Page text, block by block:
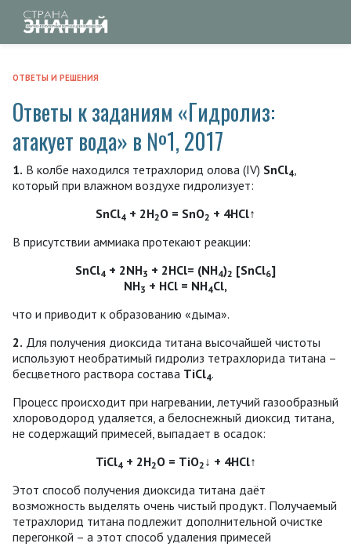
ОТВЕТЫ И РЕШЕНИЯ
Ответы к заданиям «Гидролиз:
атакует вода» в №1, 2017
1. В колбе находился тетрахлорид олова (ІV) SnCl4,
который при влажном воздухе гидролизует:
SnCl4 + 2Н2O = SnO2 + 4НСl↑
В присутствии аммиака протекают реакции:
SnCl4 + 2NH3 + 2НCl= (NH4)2 [SnCl6]
NH3 + HCl = NH4Cl,
что и приводит к образованию «дыма».
2. Для получения диоксида титана высочайшей чистоты
используют необратимый гидролиз тетрахлорида титана –
бесцветного раствора состава TіСl4.
Процесс происходит при нагревании, летучий газообразный
хлороводород удаляется, а белоснежный диоксид титана,
не содержащий примесей, выпадает в осадок:
ТіСl4 + 2Н2О = ТiO2 ↓ + 4НСl↑
Этот способ получения диоксида титана даёт
возможность выделять очень чистый продукт. Получаемый
тетрахлорид титана подлежит дополнительной очистке
перегонкой – а этот способ удаления примесей